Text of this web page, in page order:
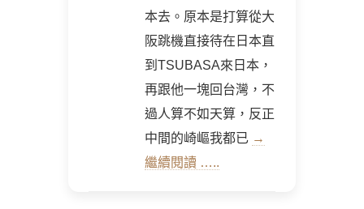
本去。原本是打算從大
阪跳機直接待在日本直
到TSUBASA來日本，
再跟他一塊回台灣，不
過人算不如天算，反正
中間的崎嶇我都已 →
繼續閱讀 …..